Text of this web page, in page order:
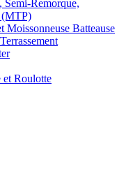
Semi-Remorque,
(MTP)
Moissonneuse Batteause
et Roulotte